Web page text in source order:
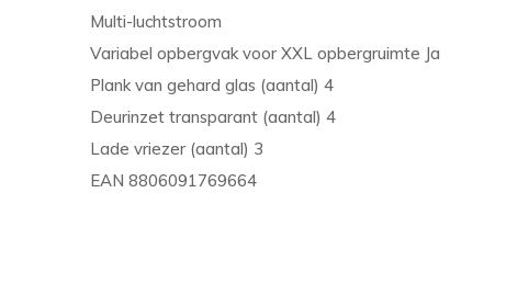
Multi-luchtstroom
Variabel opbergvak voor XXL opbergruimte Ja
Plank van gehard glas (aantal) 4
Deurinzet transparant (aantal) 4
Lade vriezer (aantal) 3
EAN 8806091769664